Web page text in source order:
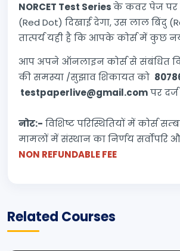
NORCET Test Seriesके कवर पेज पर
(Red Dot) दिखाई देगा, उस लाल बिंदु
तात्पर्य यही है कि आपके कोर्स में कुछ
आप अपने ऑनलाइन कोर्स से संबंधित
की समस्या /सुझाव शिकायत को
testpaperlive@gmail.comपर
नोट:- विशिष्ट परिस्थितियों में कोर्स
मामलों में संस्थान का निर्णय सर्वोपरि
NON REFUNDABLE FEE
Related Courses